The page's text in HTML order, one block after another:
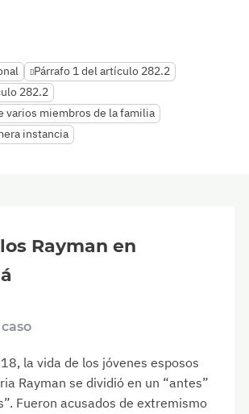
Párrafo 1 del artículo 282.2
282.2
varios miembros de la familia
instancia
Rayman en
la vida de los jóvenes esposos
Rayman se dividió en un “antes”
Fueron acusados de extremismo